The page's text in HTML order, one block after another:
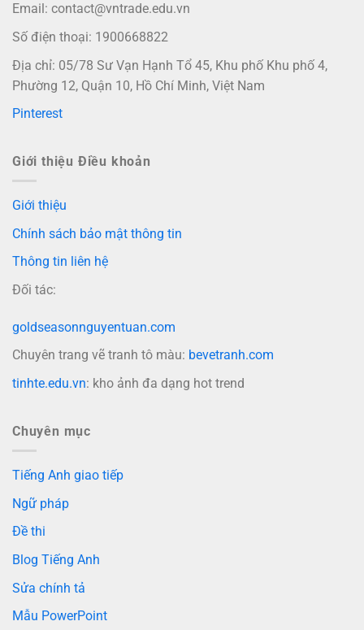
Email: contact@vntrade.edu.vn
Số điện thoại: 1900668822
Địa chỉ: 05/78 Sư Vạn Hạnh Tổ 45, Khu phố Khu phố 4,
Phường 12, Quận 10, Hồ Chí Minh, Việt Nam
Pinterest
Giới thiệu Điều khoản
Giới thiệu
Chính sách bảo mật thông tin
Thông tin liên hệ
Đối tác:
goldseasonnguyentuan.com
Chuyên trang vẽ tranh tô màu: bevetranh.com
tinhte.edu.vn: kho ảnh đa dạng hot trend
Chuyên mục
Tiếng Anh giao tiếp
Ngữ pháp
Đề thi
Blog Tiếng Anh
Sửa chính tả
Mẫu PowerPoint